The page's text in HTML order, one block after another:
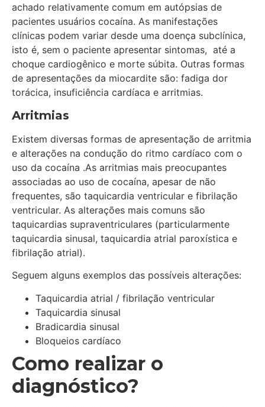
achado relativamente comum em autópsias de
pacientes usuários cocaína. As manifestações
clínicas podem variar desde uma doença subclínica,
isto é, sem o paciente apresentar sintomas, até a
choque cardiogênico e morte súbita. Outras formas
de apresentações da miocardite são: fadiga dor
torácica, insuficiência cardíaca e arritmias.
Arritmias
Existem diversas formas de apresentação de arritmia
e alterações na condução do ritmo cardíaco com o
uso da cocaína .As arritmias mais preocupantes
associadas ao uso de cocaína, apesar de não
frequentes, são taquicardia ventricular e fibrilação
ventricular. As alterações mais comuns são
taquicardias supraventriculares (particularmente
taquicardia sinusal, taquicardia atrial paroxística e
fibrilação atrial).
Seguem alguns exemplos das possíveis alterações:
Taquicardia atrial / fibrilação ventricular
Taquicardia sinusal
Bradicardia sinusal
Bloqueios cardíaco
Como realizar o
diagnóstico?